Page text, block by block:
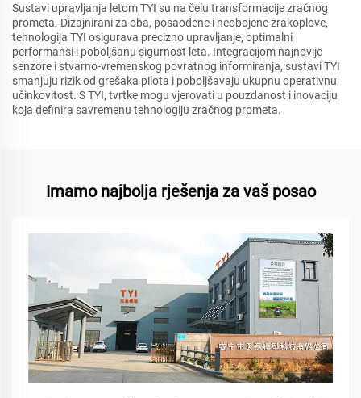
Sustavi upravljanja letom TYI su na čelu transformacije zračnog
prometa. Dizajnirani za oba, posaođene i neobojene zrakoplove,
tehnologija TYI osigurava precizno upravljanje, optimalni
performansi i poboljšanu sigurnost leta. Integracijom najnovije
senzore i stvarno-vremenskog povratnog informiranja, sustavi TYI
smanjuju rizik od grešaka pilota i poboljšavaju ukupnu operativnu
učinkovitost. S TYI, tvrtke mogu vjerovati u pouzdanost i inovaciju
koja definira savremenu tehnologiju zračnog prometa.
Imamo najbolja rješenja za vaš posao